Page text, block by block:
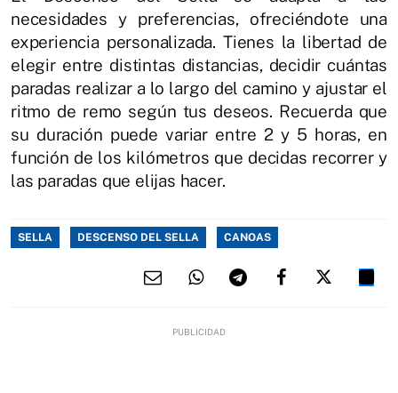
necesidades y preferencias, ofreciéndote una
experiencia personalizada. Tienes la libertad de
elegir entre distintas distancias, decidir cuántas
paradas realizar a lo largo del camino y ajustar el
ritmo de remo según tus deseos. Recuerda que
su duración puede variar entre 2 y 5 horas, en
función de los kilómetros que decidas recorrer y
las paradas que elijas hacer.
SELLA DESCENSO DEL SELLA CANOAS